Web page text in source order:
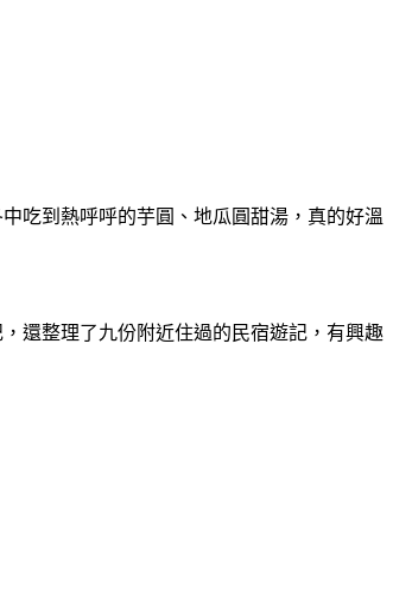
吃到熱呼呼的芋圓、地瓜圓甜湯，真的好溫
還整理了九份附近住過的民宿遊記，有興趣